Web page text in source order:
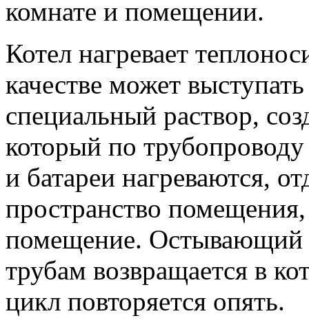
комнате и помещении.
Котел нагревает
качестве может
специальный раствор,
который по
и батареи нагреваются,
пространство помещения,
помещение. Остывающий
трубам возвращается в
цикл повторяется опять.